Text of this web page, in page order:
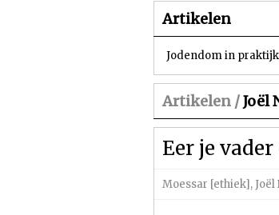
Artikelen
Jodendom in praktijk
Artikelen /Joël
Eer je
Moessar [ethiek],